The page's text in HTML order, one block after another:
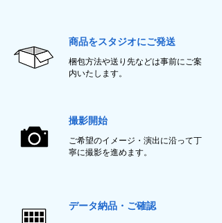
商品をスタジオにご発送
梱包方法や送り先などは事前にご案
内いたします。
撮影開始
ご希望のイメージ・演出に沿って丁
寧に撮影を進めます。
データ納品・ご確認